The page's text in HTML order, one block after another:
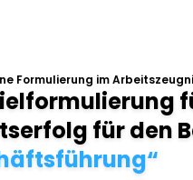
Formulierung im
für den